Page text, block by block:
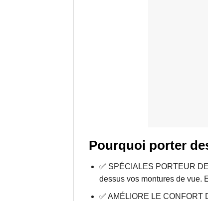
Pourquoi porter
✅ SPÉCIALES PORTEUR
dessus vos montures de vue.
✅ AMÉLIORE LE CONFORT